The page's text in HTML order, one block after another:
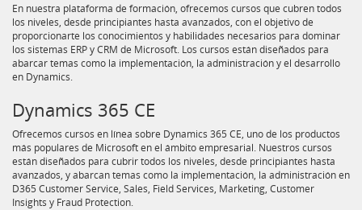
En nuestra plataforma de formación, ofrecemos cursos que cubren todos
los niveles, desde principiantes hasta avanzados, con el objetivo de
proporcionarte los conocimientos y habilidades necesarios para dominar
los sistemas ERP y CRM de Microsoft. Los cursos están diseñados para
abarcar temas como la implementación, la administración y el desarrollo
en Dynamics.
Dynamics 365 CE
Ofrecemos cursos en línea sobre Dynamics 365 CE, uno de los productos
más populares de Microsoft en el ámbito empresarial. Nuestros cursos
están diseñados para cubrir todos los niveles, desde principiantes hasta
avanzados, y abarcan temas como la implementación, la administración en
D365 Customer Service, Sales, Field Services, Marketing, Customer
Insights y Fraud Protection.